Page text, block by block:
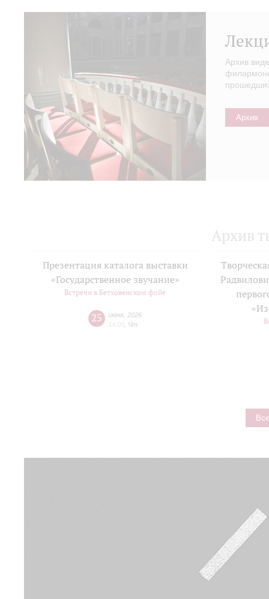
Архив
Архив
Архив
Презентация каталога выставки
«Государственное звучание»
Встречи в Бетховенском фойе
25 июня 2026
14:00 Чт